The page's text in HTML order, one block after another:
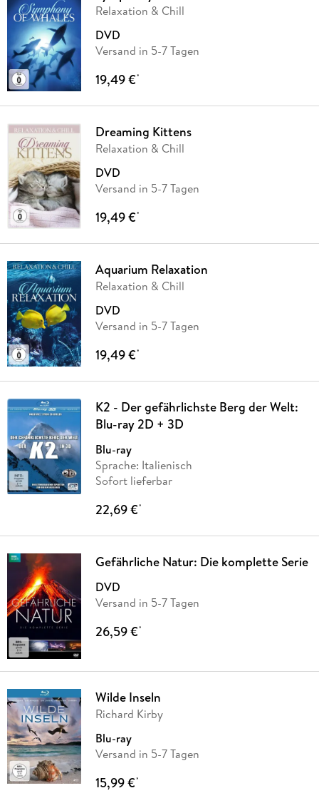
Relaxation & Chill
DVD
Versand in 5-7 Tagen
19,49 €*
Dreaming Kittens
Relaxation & Chill
DVD
Versand in 5-7 Tagen
19,49 €*
Aquarium Relaxation
Relaxation & Chill
DVD
Versand in 5-7 Tagen
19,49 €*
K2 - Der gefährlichste Berg der Welt:
Blu-ray 2D + 3D
Blu-ray
Sprache: Italienisch
Sofort lieferbar
22,69 €*
Gefährliche Natur: Die komplette Serie
DVD
Versand in 5-7 Tagen
26,59 €*
Wilde Inseln
Richard Kirby
Blu-ray
Versand in 5-7 Tagen
15,99 €*